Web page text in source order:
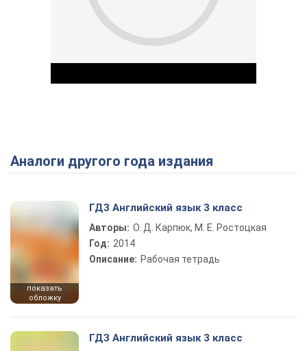
Play Video
Аналоги другого года издания
показать
обложку
ГДЗ Английский язык 3 класс
Авторы: О. Д. Карпюк, М. Е. Ростоцкая
Год: 2014
Описание: Рабочая тетрадь
ГДЗ Английский язык 3 класс